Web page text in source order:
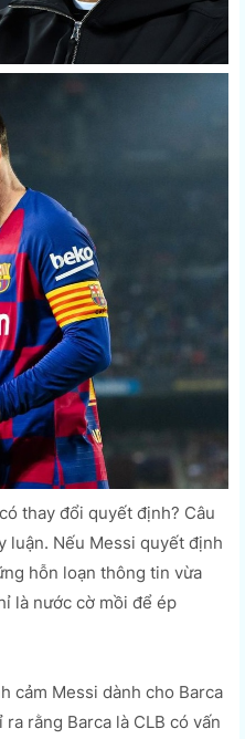
thay đổi quyết định? Câu
luận. Nếu Messi quyết định
hỗn loạn thông tin vừa
là nước cờ mồi để ép
cảm Messi dành cho Barca
rằng Barca là CLB có vấn